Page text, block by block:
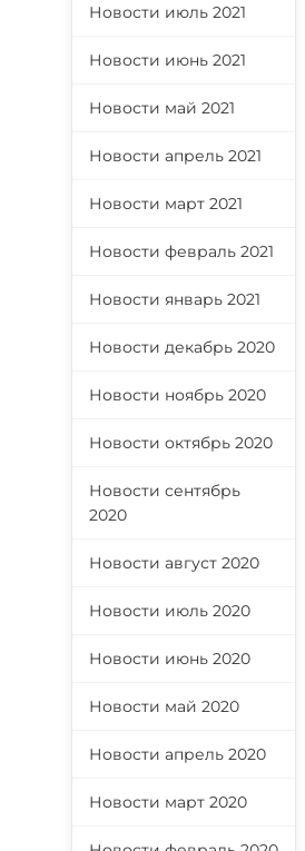
Новости июль 2021
Новости июнь 2021
Новости май 2021
Новости апрель 2021
Новости март 2021
Новости февраль 2021
Новости январь 2021
Новости декабрь 2020
Новости ноябрь 2020
Новости октябрь 2020
Новости сентябрь
2020
Новости август 2020
Новости июль 2020
Новости июнь 2020
Новости май 2020
Новости апрель 2020
Новости март 2020